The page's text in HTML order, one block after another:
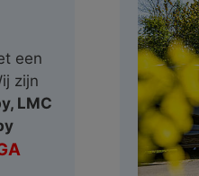
een
zijn
LMC